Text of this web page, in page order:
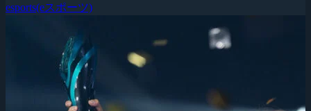
esports(eスポーツ)